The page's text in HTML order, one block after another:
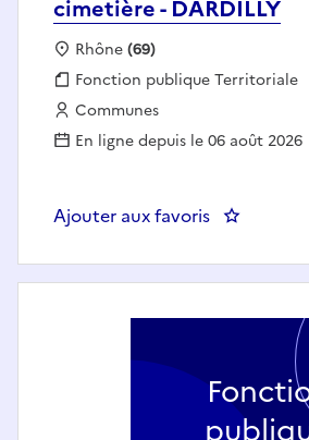
cimetière - DARDILLY
Localisation :
Rhône(69)
Fonction publique :
Fonction publique Territoriale
Employeur :
Communes
En ligne depuis le 06 août 2026
Ajouter aux favoris : Agent